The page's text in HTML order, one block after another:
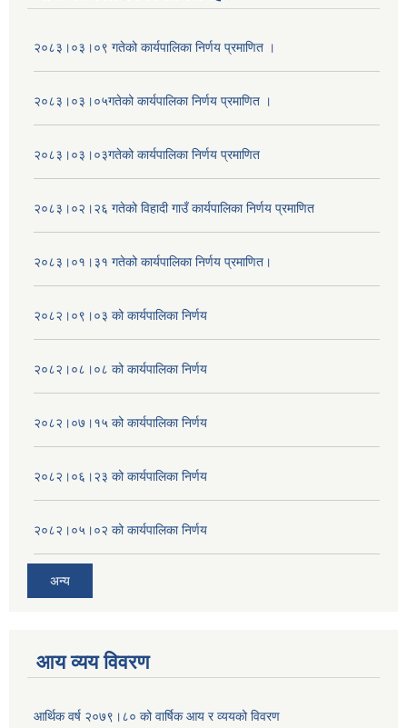
२०८३।०३।०९ गतेको कार्यपालिका निर्णय प्रमाणित ।
२०८३।०३।०५गतेको कार्यपालिका निर्णय प्रमाणित ।
२०८३।०३।०३गतेको कार्यपालिका निर्णय प्रमाणित
२०८३।०२।२६ गतेको विहादी गाउँ कार्यपालिका निर्णय प्रमाणित
२०८३।०१।३१ गतेको कार्यपालिका निर्णय प्रमाणित।
२०८२।०९।०३ को कार्यपालिका निर्णय
२०८२।०८।०८ को कार्यपालिका निर्णय
२०८२।०७।१५ को कार्यपालिका निर्णय
२०८२।०६।२३ को कार्यपालिका निर्णय
२०८२।०५।०२ को कार्यपालिका निर्णय
अन्य
आय व्यय विवरण
आर्थिक वर्ष २०७९।८० को वार्षिक आय र व्ययको विवरण